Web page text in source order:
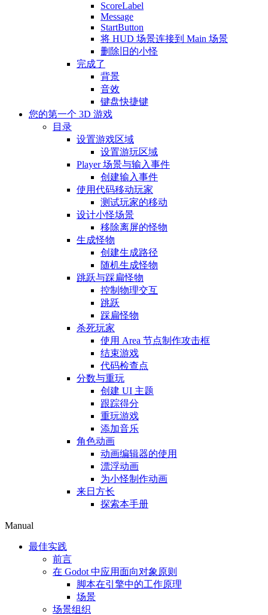
ScoreLabel
Message
StartButton
将 HUD 场景连接到 Main 场景
删除旧的小怪
完成了
背景
音效
键盘快捷键
您的第一个 3D 游戏
目录
设置游戏区域
设置游玩区域
Player 场景与输入事件
创建输入事件
使用代码移动玩家
测试玩家的移动
设计小怪场景
移除离屏的怪物
生成怪物
创建生成路径
随机生成怪物
跳跃与踩扁怪物
控制物理交互
跳跃
踩扁怪物
杀死玩家
使用 Area 节点制作攻击框
结束游戏
代码检查点
分数与重玩
创建 UI 主题
跟踪得分
重玩游戏
添加音乐
角色动画
动画编辑器的使用
漂浮动画
为小怪制作动画
来日方长
探索本手册
Manual
最佳实践
前言
在 Godot 中应用面向对象原则
脚本在引擎中的工作原理
场景
场景组织